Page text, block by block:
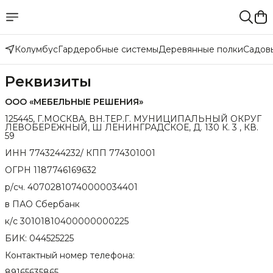
КолумбусГардеробные системыДеревянные полки
Реквизиты
ООО «МЕБЕЛЬНЫЕ РЕШЕНИЯ»
125445, Г.МОСКВА, ВН.ТЕР.Г. МУНИЦИПАЛЬНЫЙ ОКРУГ
ЛЕВОБЕРЕЖНЫЙ, Ш ЛЕНИНГРАДСКОЕ, Д. 130 К. 3 , КВ.
59
ИНН 7743244232/ КПП 774301001
ОГРН 1187746169632
р/сч. 40702810740000034401
в ПАО Сбербанк
к/с 30101810400000000225
БИК: 044525225
Контактный номер телефона: